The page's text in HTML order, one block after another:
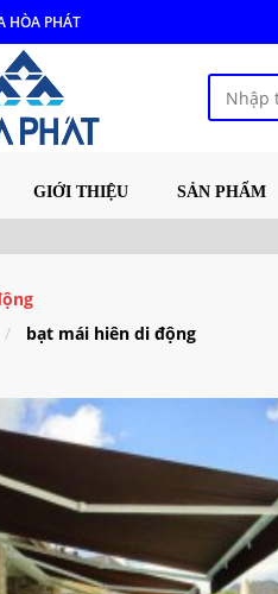
HÒA PHÁT
GIỚI THIỆU SẢN PHẨM
bạt mái hiên di động